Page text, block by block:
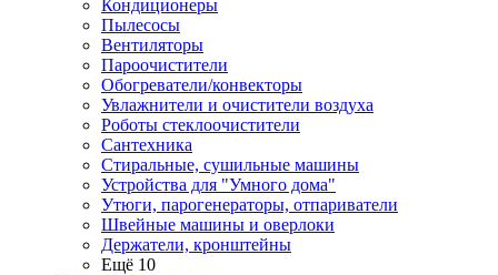
Кондиционеры
Пылесосы
Вентиляторы
Пароочистители
Обогреватели/конвекторы
Увлажнители и очистители воздуха
Роботы стеклоочистители
Сантехника
Стиральные, сушильные машины
Устройства для "Умного дома"
Утюги, парогенераторы, отпариватели
Швейные машины и оверлоки
Держатели, кронштейны
Ещё 10